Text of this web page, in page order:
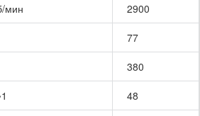
мин 2900
77
380
48